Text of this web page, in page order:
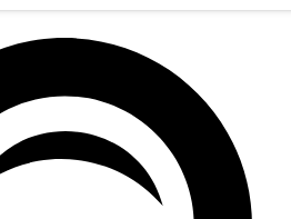
다람쥐(청소년문